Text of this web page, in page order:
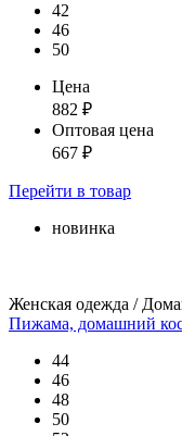
42
46
50
Цена
882 ₽
Оптовая цена
667 ₽
Перейти в товар
новинка
Женская одежда /
Пижама, домашний
44
46
48
50